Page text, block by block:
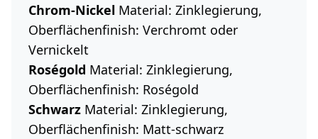
Chrom-Nickel Material: Zinklegierung,
Oberflächenfinish: Verchromt oder
Vernickelt
Roségold Material: Zinklegierung,
Oberflächenfinish: Roségold
Schwarz Material: Zinklegierung,
Oberflächenfinish: Matt-schwarz